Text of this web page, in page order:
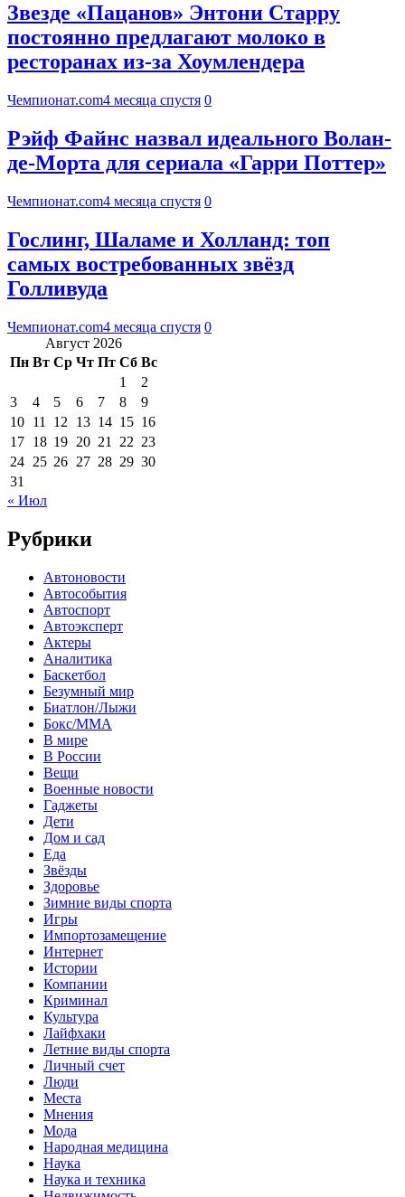
Звезде «Пацанов» Энтони Старру
постоянно предлагают молоко в
ресторанах из-за Хоумлендера
Чемпионат.com4 месяца спустя 0
Рэйф Файнс назвал идеального Волан-
де-Морта для сериала «Гарри Поттер»
Чемпионат.com4 месяца спустя 0
Гослинг, Шаламе и Холланд: топ
самых востребованных звёзд
Голливуда
Чемпионат.com4 месяца спустя 0
Август 2026
Пн Вт Ср Чт Пт Сб Вс
1
2
3
4 5 6 7 8
9
10 11 12 13 14 15 16
17 18 19 20 21 22 23
24 25 26 27 28 29 30
31
« Июл
Рубрики
Автоновости
Автособытия
Автоспорт
Автоэксперт
Актеры
Аналитика
Баскетбол
Безумный мир
Биатлон/Лыжи
Бокс/MMA
В мире
В России
Вещи
Военные новости
Гаджеты
Дети
Дом и сад
Еда
Звёзды
Здоровье
Зимние виды спорта
Игры
Импортозамещение
Интернет
Истории
Компании
Криминал
Культура
Лайфхаки
Летние виды спорта
Личный счет
Люди
Места
Мнения
Мода
Народная медицина
Наука
Наука и техника